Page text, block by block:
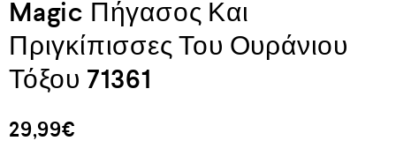
Magic Πήγασος Και
Πριγκίπισσες Του Ουράνιου
Τόξου 71361
29,99€